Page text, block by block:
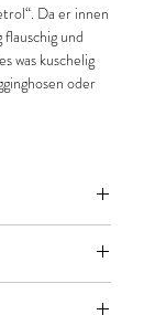
Da er innen
und
was kuschelig
oder
50cm (0,5m)